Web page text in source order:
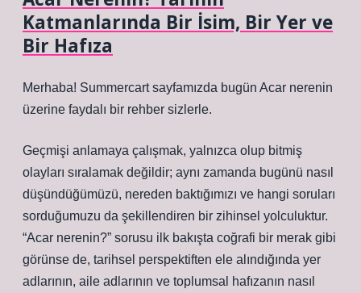
Katmanlarında Bir İsim, Bir Yer ve
Bir Hafıza
Merhaba! Summercart sayfamızda bugün Acar nerenin
üzerine faydalı bir rehber sizlerle.
Geçmişi anlamaya çalışmak, yalnızca olup bitmiş
olayları sıralamak değildir; aynı zamanda bugünü nasıl
düşündüğümüzü, nereden baktığımızı ve hangi soruları
sorduğumuzu da şekillendiren bir zihinsel yolculuktur.
“Acar nerenin?” sorusu ilk bakışta coğrafi bir merak gibi
görünse de, tarihsel perspektiften ele alındığında yer
adlarının, aile adlarının ve toplumsal hafızanın nasıl